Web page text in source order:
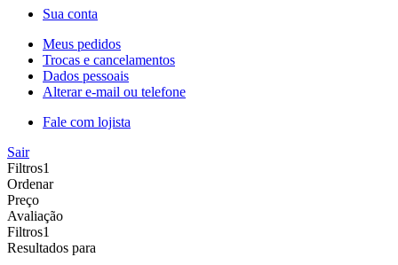
Sua conta
Meus pedidos
Trocas e cancelamentos
Dados pessoais
Alterar e-mail ou telefone
Fale com lojista
Sair
Filtros1
Ordenar
Preço
Avaliação
Filtros1
Resultados para